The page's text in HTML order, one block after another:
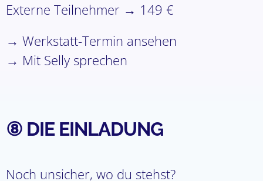
Externe Teilnehmer → 149 €
→ Werkstatt-Termin ansehen
→ Mit Selly sprechen
⑧ DIE EINLADUNG
Noch unsicher, wo du stehst?